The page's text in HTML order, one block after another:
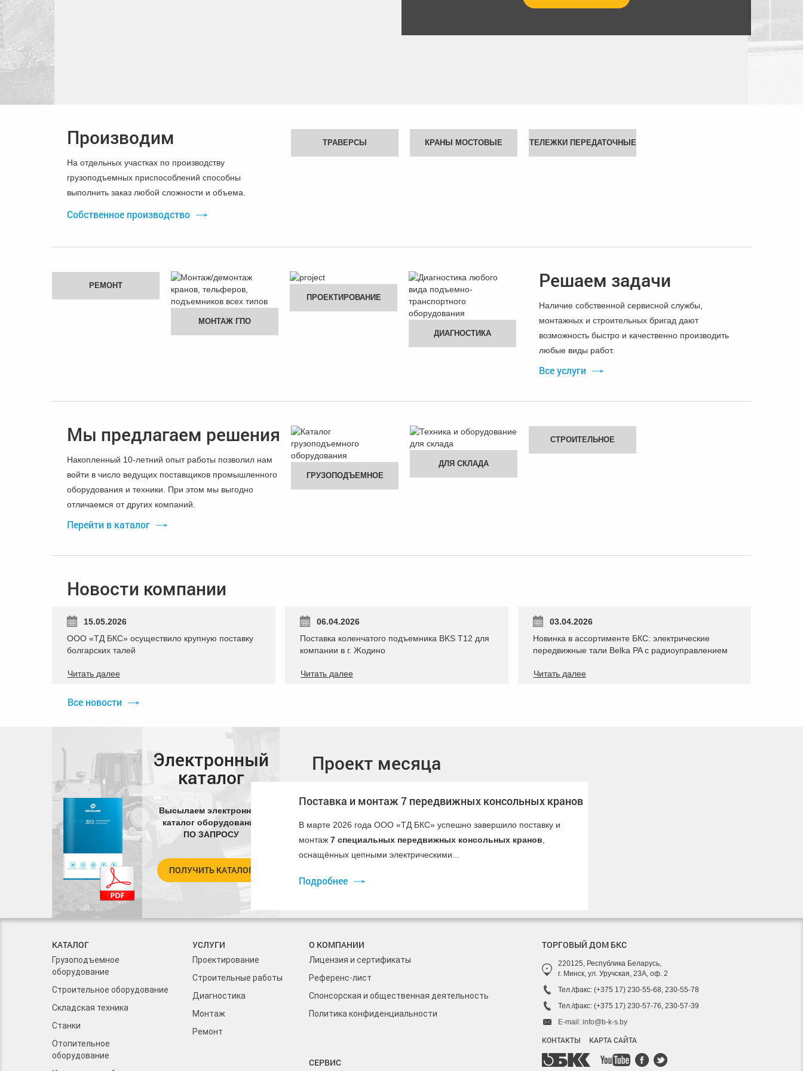
Производим
На отдельных участках по производству
грузоподъемных приспособлений способны
выполнить заказ любой сложности и объема.
Собственное производство
ТРАВЕРСЫ КРАНЫ МОСТОВЫЕ ТЕЛЕЖКИ ПЕРЕДАТОЧНЫЕ
Решаем задачи
Наличие собственной сервисной службы,
монтажных и строительных бригад дают
возможность быстро и качественно производить
любые виды работ.
Все услуги
РЕМОНТ
МОНТАЖ ГПО
ПРОЕКТИРОВАНИЕ
ДИАГНОСТИКА
Мы предлагаем решения
Накопленный 10-летний опыт работы позволил нам
войти в число ведущих поставщиков промышленного
оборудования и техники. При этом мы выгодно
отличаемся от других компаний.
Перейти в каталог
ГРУЗОПОДЪЕМНОЕ
ДЛЯ СКЛАДА
СТРОИТЕЛЬНОЕ
Новости компании
15.05.2026
ООО «ТД БКС» осуществило крупную поставку
болгарских талей
Читать далее
06.04.2026
Поставка коленчатого подъемника BKS T12 для
компании в г. Жодино
Читать далее
03.04.2026
​Новинка в ассортименте БКС: электрические
передвижные тали Belka PA с радиоуправлением
Читать далее
Все новости
Электронный
каталог
Высылаем электронный
каталог оборудования
ПО ЗАПРОСУ
ПОЛУЧИТЬ КАТАЛОГ
Проект месяца
Поставка и монтаж 7 передвижных консольных кранов
В марте 2026 года ООО «ТД БКС» успешно завершило поставку и
монтаж 7 специальных передвижных консольных кранов
оснащённых цепными электрическими...
Подробнее
КАТАЛОГ
Грузоподъемное
оборудование
Строительное оборудование
Складская техника
Станки
Отопительное
оборудование
УСЛУГИ
Проектирование
Строительные работы
Диагностика
Монтаж
Ремонт
О КОМПАНИИ
Лицензия и сертификаты
Референс-лист
Спонсорская и общественная деятельность
Политика конфиденциальности
СЕРВИС
ТОРГОВЫЙ ДОМ БКС
220125, Республика Беларусь,
г. Минск, ул. Уручская, 23А, оф. 2
Тел./факс: (+375 17) 230-55-68, 230-55-78
Тел./факс: (+375 17) 230-57-76, 230-57-39
E-mail: info@b-k-s.by
КОНТАКТЫ КАРТА САЙТА